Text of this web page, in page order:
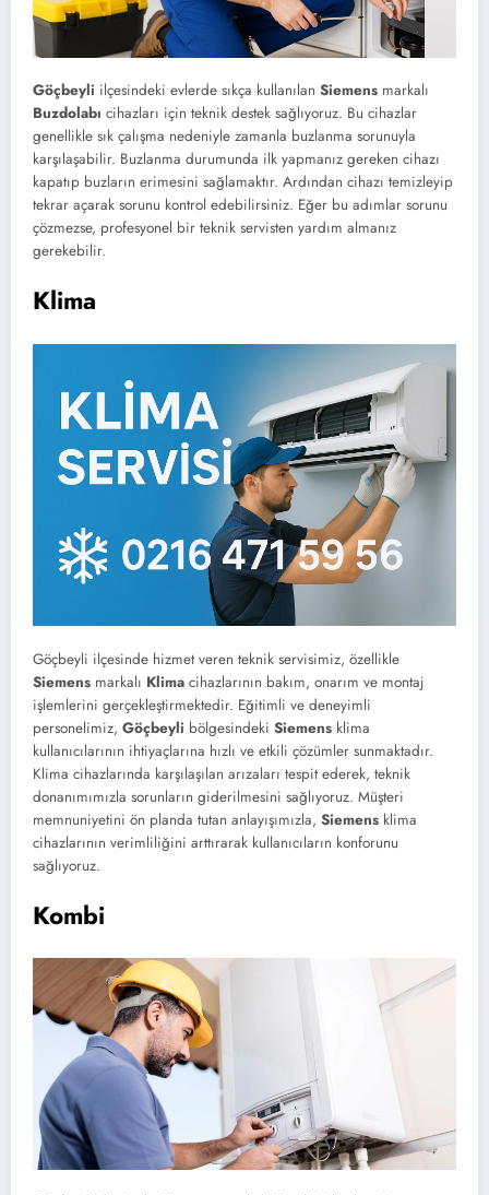
Göçbeyli ilçesindeki evlerde sıkça kullanılan Siemens markalı
Buzdolabı cihazları için teknik destek sağlıyoruz. Bu cihazlar
genellikle sık çalışma nedeniyle zamanla buzlanma sorunuyla
karşılaşabilir. Buzlanma durumunda ilk yapmanız gereken cihazı
kapatıp buzların erimesini sağlamaktır. Ardından cihazı temizleyip
tekrar açarak sorunu kontrol edebilirsiniz. Eğer bu adımlar sorunu
çözmezse, profesyonel bir teknik servisten yardım almanız
gerekebilir.
Klima
Göçbeyli ilçesinde hizmet veren teknik servisimiz, özellikle
Siemens markalı Klima cihazlarının bakım, onarım ve montaj
işlemlerini gerçekleştirmektedir. Eğitimli ve deneyimli
personelimiz, Göçbeyli bölgesindeki Siemens klima
kullanıcılarının ihtiyaçlarına hızlı ve etkili çözümler sunmaktadır.
Klima cihazlarında karşılaşılan arızaları tespit ederek, teknik
donanımımızla sorunların giderilmesini sağlıyoruz. Müşteri
memnuniyetini ön planda tutan anlayışımızla, Siemens klima
cihazlarının verimliliğini arttırarak kullanıcıların konforunu
sağlıyoruz.
Kombi